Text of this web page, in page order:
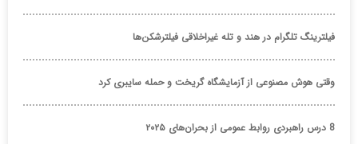
فیلترینگ تلگرام در هند و تله غیراخلاقی فیلترشکن‌ها
وقتی هوش مصنوعی از آزمایشگاه گریخت و حمله سایبری کرد
8 درس راهبردی روابط عمومی از بحران‌های ۲۰۲۵